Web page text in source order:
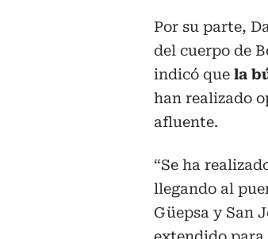
Por su parte,
del cuerpo de
indicó que la
han realizado
afluente.
“Se ha
llegando al
Güepsa y San